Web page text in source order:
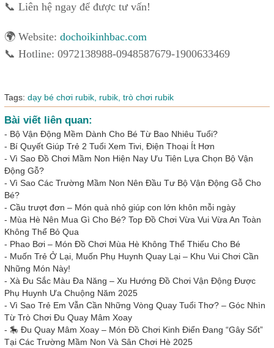
📞 Liên hệ ngay để được tư vấn!
🌍 Website: dochoikinhbac.com
📞 Hotline: 0972138988-0948587679-1900633469
Tags: dạy bé chơi rubik, rubik, trò chơi rubik
Bài viết liên quan:
- Bộ Vận Động Mềm Dành Cho Bé Từ Bao Nhiêu Tuổi?
- Bí Quyết Giúp Trẻ 2 Tuổi Xem Tivi, Điện Thoại Ít Hơn
- Vì Sao Đồ Chơi Mầm Non Hiện Nay Ưu Tiên Lựa Chọn Bộ Vận
Động Gỗ?
- Vì Sao Các Trường Mầm Non Nên Đầu Tư Bộ Vận Động Gỗ Cho
Bé?
- Cầu trượt đơn – Món quà nhỏ giúp con lớn khôn mỗi ngày
- Mùa Hè Nên Mua Gì Cho Bé? Top Đồ Chơi Vừa Vui Vừa An Toàn
Không Thể Bỏ Qua
- Phao Bơi – Món Đồ Chơi Mùa Hè Không Thể Thiếu Cho Bé
- Muốn Trẻ Ở Lại, Muốn Phụ Huynh Quay Lại – Khu Vui Chơi Cần
Những Món Này!
- Xà Đu Sắc Màu Đa Năng – Xu Hướng Đồ Chơi Vận Động Được
Phụ Huynh Ưa Chuộng Năm 2025
- Vì Sao Trẻ Em Vẫn Cần Những Vòng Quay Tuổi Thơ? – Góc Nhìn
Từ Trò Chơi Đu Quay Mâm Xoay
- 🎠 Đu Quay Mâm Xoay – Món Đồ Chơi Kinh Điển Đang “Gây Sốt”
Tại Các Trường Mầm Non Và Sân Chơi Hè 2025